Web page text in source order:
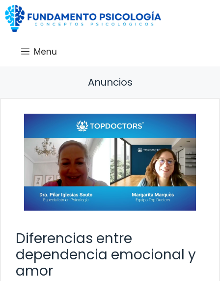
Saltar
al
contenido
Menu
Anuncios
Diferencias entre
dependencia emocional y
amor